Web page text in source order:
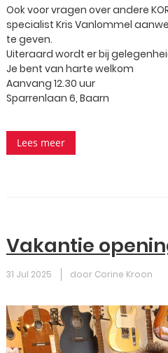
Ook voor vragen over andere
specialist Kris Vanlommel
te geven.
Uiteraard wordt er bij
Je bent van harte welkom
Aanvang 12.30 uur
Sparrenlaan 6, Baarn
Lees meer
Vakantie
31 Jul 2025 door Corine Kroon